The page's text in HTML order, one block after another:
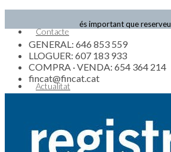
Contacte
Actualitat
és important que reserveu
GENERAL: 646 853 559
LLOGUER: 607 183 933
COMPRA · VENDA: 654 364 214
fincat@fincat.cat